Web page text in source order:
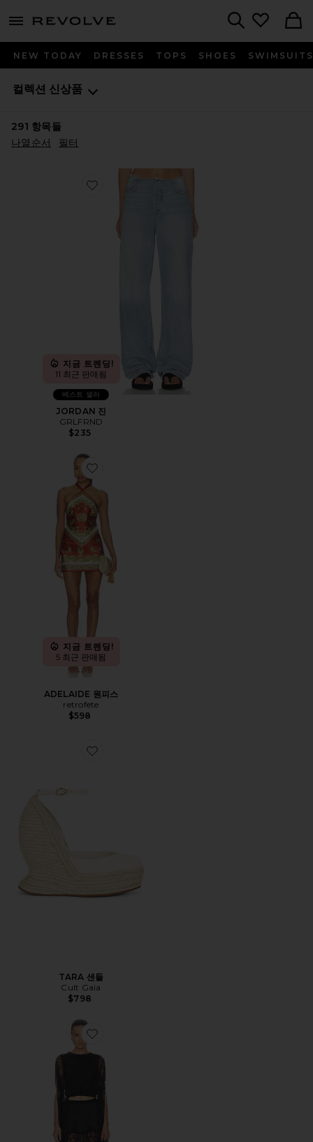
menu - shows more content
NEW TODAY DRESSES TOPS SHOES SWIMSUITS
컬렉션 신상품
291 항목들
나열순서
필터
Favorite JORDAN 진
지금 트렌딩!
11 최근 판매됨
베스트 셀러
JORDAN 진
GRLFRND
$235
지금 트렌딩!
5 최근 판매됨
ADELAIDE 원피스
retrofete
$598
Favorite TARA 샌들
TARA 샌들
Cult Gaia
$798